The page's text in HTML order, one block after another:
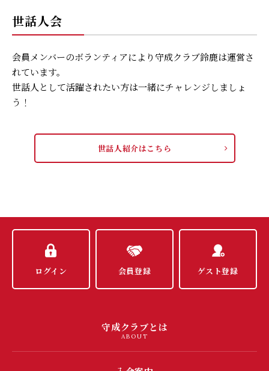
世話人会
会員メンバーのボランティアにより守成クラブ鈴鹿は運営さ
れています。
世話人として活躍されたい方は一緒にチャレンジしましょ
う！
世話人紹介はこちら
ログイン 会員登録 ゲスト登録
守成クラブとは
ABOUT